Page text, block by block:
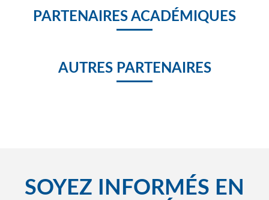
PARTENAIRES ACADÉMIQUES
AUTRES PARTENAIRES
SOYEZ INFORMÉS EN